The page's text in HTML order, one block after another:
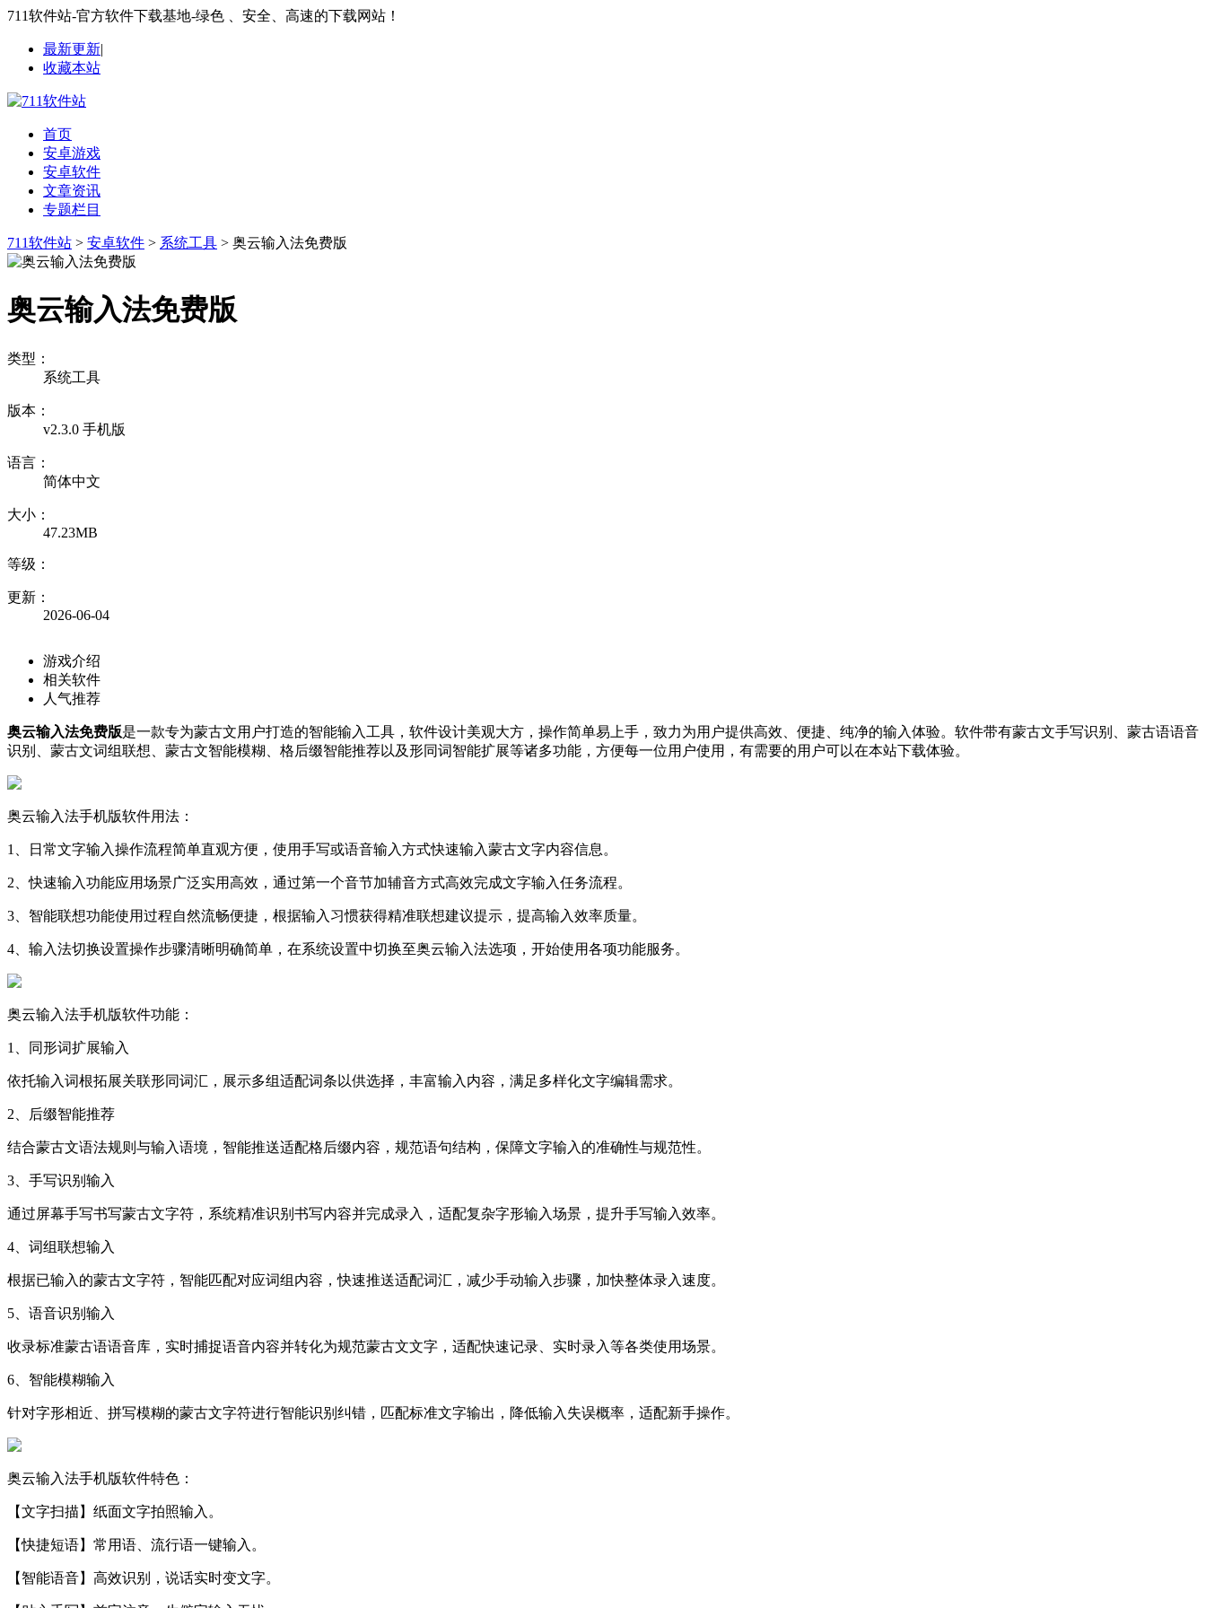
711软件站-官方软件下载基地-绿色 、安全、高速的下载网站！
最新更新|
收藏本站
首页
安卓游戏
安卓软件
文章资讯
专题栏目
711软件站 > 安卓软件 > 系统工具 > 奥云输入法免费版
奥云输入法免费版
类型：
系统工具
版本：
v2.3.0 手机版
语言：
简体中文
大小：
47.23MB
等级：
更新：
2026-06-04
游戏介绍
相关软件
人气推荐
奥云输入法免费版是一款专为蒙古文用户打造的智能输入工具，软件设计美观大方，操作简单易上手，致力为用户提供高效、便捷、纯净的输入体验。软件带有蒙古文手写识别、蒙古语语音
识别、蒙古文词组联想、蒙古文智能模糊、格后缀智能推荐以及形同词智能扩展等诸多功能，方便每一位用户使用，有需要的用户可以在本站下载体验。
奥云输入法手机版软件用法：
1、日常文字输入操作流程简单直观方便，使用手写或语音输入方式快速输入蒙古文字内容信息。
2、快速输入功能应用场景广泛实用高效，通过第一个音节加辅音方式高效完成文字输入任务流程。
3、智能联想功能使用过程自然流畅便捷，根据输入习惯获得精准联想建议提示，提高输入效率质量。
4、输入法切换设置操作步骤清晰明确简单，在系统设置中切换至奥云输入法选项，开始使用各项功能服务。
奥云输入法手机版软件功能：
1、同形词扩展输入
依托输入词根拓展关联形同词汇，展示多组适配词条以供选择，丰富输入内容，满足多样化文字编辑需求。
2、后缀智能推荐
结合蒙古文语法规则与输入语境，智能推送适配格后缀内容，规范语句结构，保障文字输入的准确性与规范性。
3、手写识别输入
通过屏幕手写书写蒙古文字符，系统精准识别书写内容并完成录入，适配复杂字形输入场景，提升手写输入效率。
4、词组联想输入
根据已输入的蒙古文字符，智能匹配对应词组内容，快速推送适配词汇，减少手动输入步骤，加快整体录入速度。
5、语音识别输入
收录标准蒙古语语音库，实时捕捉语音内容并转化为规范蒙古文文字，适配快速记录、实时录入等各类使用场景。
6、智能模糊输入
针对字形相近、拼写模糊的蒙古文字符进行智能识别纠错，匹配标准文字输出，降低输入失误概率，适配新手操作。
奥云输入法手机版软件特色：
【文字扫描】纸面文字拍照输入。
【快捷短语】常用语、流行语一键输入。
【智能语音】高效识别，说话实时变文字。